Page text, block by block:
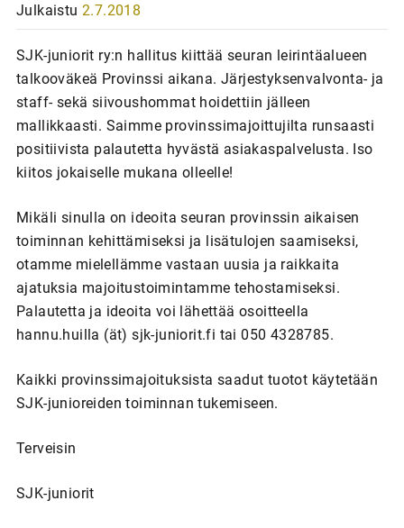
Julkaistu 2.7.2018
SJK-juniorit ry:n hallitus kiittää seuran leirintäalueen
talkooväkeä Provinssi aikana. Järjestyksenvalvonta- ja
staff- sekä siivoushommat hoidettiin jälleen
mallikkaasti. Saimme provinssimajoittujilta runsaasti
positiivista palautetta hyvästä asiakaspalvelusta. Iso
kiitos jokaiselle mukana olleelle!
Mikäli sinulla on ideoita seuran provinssin aikaisen
toiminnan kehittämiseksi ja lisätulojen saamiseksi,
otamme mielellämme vastaan uusia ja raikkaita
ajatuksia majoitustoimintamme tehostamiseksi.
Palautetta ja ideoita voi lähettää osoitteella
hannu.huilla (ät) sjk-juniorit.fi tai 050 4328785.
Kaikki provinssimajoituksista saadut tuotot käytetään
SJK-junioreiden toiminnan tukemiseen.
Terveisin
SJK-juniorit